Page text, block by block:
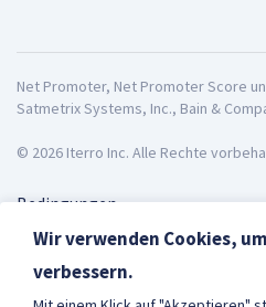
Net Promoter, Net Promoter Score
Satmetrix Systems, Inc., Bain &
© 2026 Iterro Inc. Alle Rechte
Bedingungen
Datenschutz
ISO27001
Deutsch
Wir verwenden Cookies,
verbessern.